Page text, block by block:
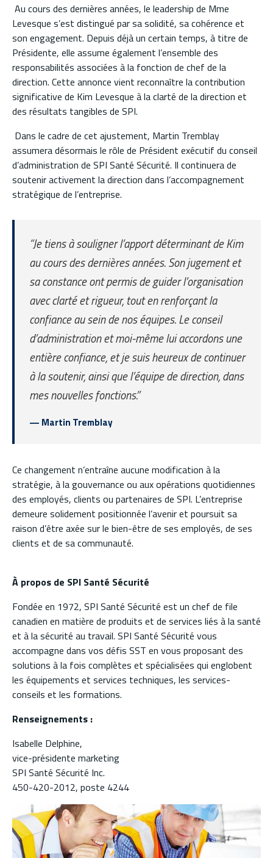
Au cours des dernières années, le leadership de Mme
Levesque s’est distingué par sa solidité, sa cohérence et
son engagement. Depuis déjà un certain temps, à titre de
Présidente, elle assume également l’ensemble des
responsabilités associées à la fonction de chef de la
direction. Cette annonce vient reconnaître la contribution
significative de Kim Levesque à la clarté de la direction et
des résultats tangibles de SPI.
Dans le cadre de cet ajustement, Martin Tremblay
assumera désormais le rôle de Président exécutif du conseil
d’administration de SPI Santé Sécurité. Il continuera de
soutenir activement la direction dans l’accompagnement
stratégique de l’entreprise.
“Je tiens à souligner l’apport déterminant de Kim
au cours des dernières années. Son jugement et
sa constance ont permis de guider l’organisation
avec clarté et rigueur, tout en renforçant la
confiance au sein de nos équipes. Le conseil
d’administration et moi-même lui accordons une
entière confiance, et je suis heureux de continuer
à la soutenir, ainsi que l’équipe de direction, dans
mes nouvelles fonctions.’’
— Martin Tremblay
Ce changement n’entraîne aucune modification à la
stratégie, à la gouvernance ou aux opérations quotidiennes
des employés, clients ou partenaires de SPI. L’entreprise
demeure solidement positionnée l’avenir et poursuit sa
raison d’être axée sur le bien-être de ses employés, de ses
clients et de sa communauté.
À propos de SPI Santé Sécurité
Fondée en 1972, SPI Santé Sécurité est un chef de file
canadien en matière de produits et de services liés à la santé
et à la sécurité au travail. SPI Santé Sécurité vous
accompagne dans vos défis SST en vous proposant des
solutions à la fois complètes et spécialisées qui englobent
les équipements et services techniques, les services-
conseils et les formations.
Renseignements :
Isabelle Delphine,
vice-présidente marketing
SPI Santé Sécurité Inc.
450-420-2012, poste 4244